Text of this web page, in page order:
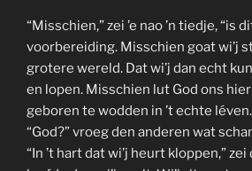
“Misschien,” zei ’e nao ’n tiedje, “is
voorbereiding. Misschien goat wi’j
grotere wereld. Dat wi’j dan echt
en lopen. Misschien lut God ons
geboren te wodden in ’t echte
“God?” vroeg den anderen wat
“In ’t hart dat wi’j heurt kloppen,”